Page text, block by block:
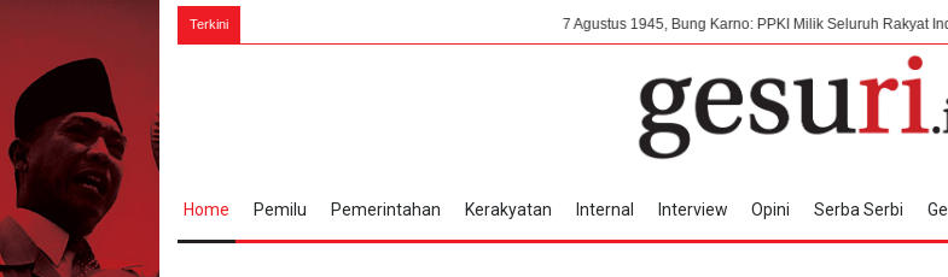
Terkini 7 Agustus 1945, Bung Karno: PPKI Milik Seluruh Rakyat Indonesia
Home Pemilu Pemerintahan Kerakyatan Internal Interview Opini Serba Serbi